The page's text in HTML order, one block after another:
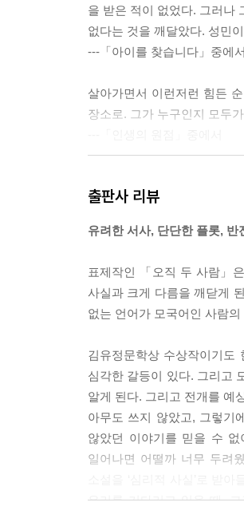
을 받은 적이 없었다. 그러나
없다는 것을 깨달았다. 성민
---「아이를 찾습니다」중에서
살아가면서 이런저런 힘든
장소로. 그가 누구인지 모두
“무슨 자기계발서에 나오는
말이 끝나기가 무섭게 박이
---「최은지와 박인수」중에서
나는 우울을 믿어. 인간은 천
자들 덕분이야. 그들은 헛된
---「신의 장난」중에서
출판사 리뷰
유려한 서사, 단단한 플롯,
표제작인 「오직 두 사람」
사실과 크게 다름을 깨닫게
없는 언어가 모국어인 사람
김유정문학상 수상작이기
심각한 갈등이 있다. 그리고
알게 된다. 그리고 전개를 예
아무도 쓰지 않았고, 그렇기
않았던 이야기를 믿을 수
일어나면 어떨까 너무 두려
우리를 기다리고 있을 때,